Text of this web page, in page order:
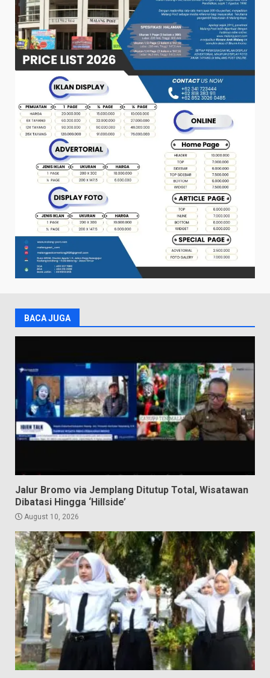
BACA JUGA
Jalur Bromo via Jemplang Ditutup Total, Wisatawan
Dibatasi Hingga ‘Hillside’
August 10, 2026